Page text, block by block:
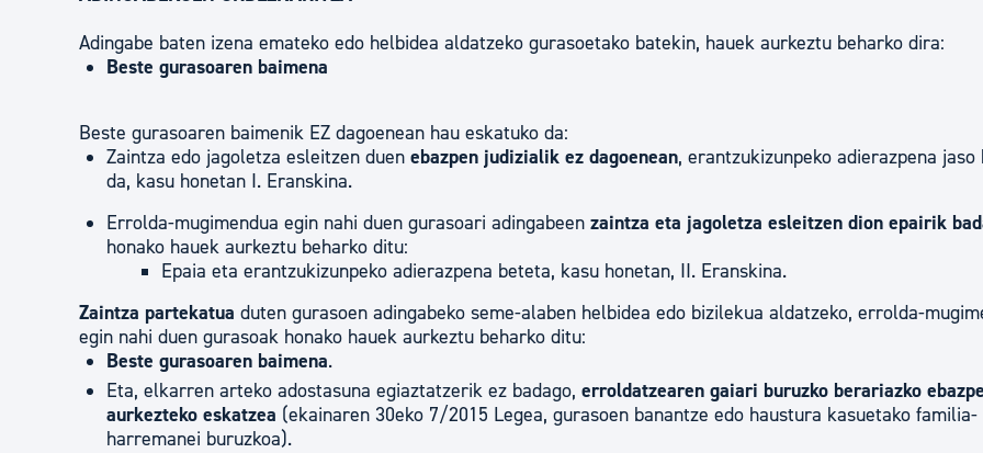
Adingabe baten izena emateko edo helbidea aldatzeko gurasoetako batekin, hauek aurkeztu beharko dira:
Beste gurasoaren baimena
Beste gurasoaren baimenik EZ dagoenean hau eskatuko da:
Zaintza edo jagoletza esleitzen duen ebazpen judizialik ez dagoenean, erantzukizunpeko adierazpena jaso
da, kasu honetan I. Eranskina.
Errolda-mugimendua egin nahi duen gurasoari adingabeen zaintza eta jagoletza esleitzen dion epairik
honako hauek aurkeztu beharko ditu:
Epaia eta erantzukizunpeko adierazpena beteta, kasu honetan, II. Eranskina.
Zaintza partekatua duten gurasoen adingabeko seme-alaben helbidea edo bizilekua aldatzeko, errolda-
egin nahi duen gurasoak honako hauek aurkeztu beharko ditu:
Beste gurasoaren baimena.
Eta, elkarren arteko adostasuna egiaztatzerik ez badago, erroldatzearen gaiari buruzko berariazko
aurkezteko eskatzea (ekainaren 30eko 7/2015 Legea, gurasoen banantze edo haustura kasuetako familia-
harremanei buruzkoa).